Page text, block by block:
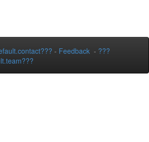
- Feedback - ???